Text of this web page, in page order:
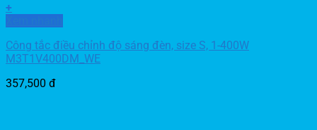
+
Công tắc điều chỉnh độ sáng đèn, size S, 1-400W
M3T1V400DM_WE
357,500 đ